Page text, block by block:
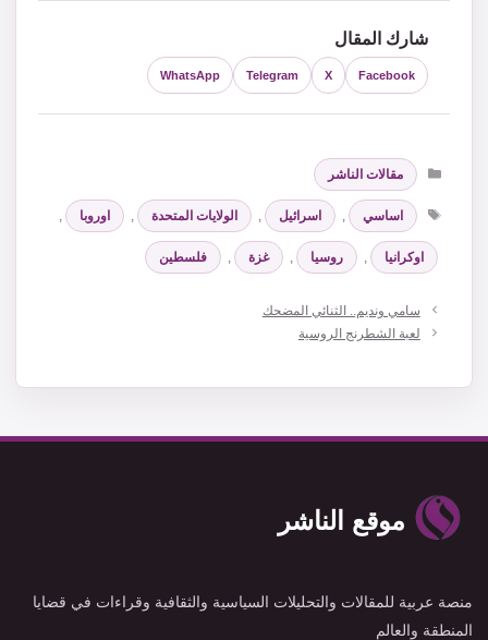
شارك المقال
Facebook
X
Telegram
WhatsApp
التصنيفات
مقالات الناشر
الوسوم
اساسي , اسرائيل , الولايات المتحدة , اوروبا ,
اوكرانيا , روسيا , غزة , فلسطين
سامي ونديم.. الثنائي المضحك
لعبة الشطرنج الروسية
موقع الناشر
منصة عربية للمقالات والتحليلات السياسية والثقافية وقراءات في قضايا
المنطقة والعالم